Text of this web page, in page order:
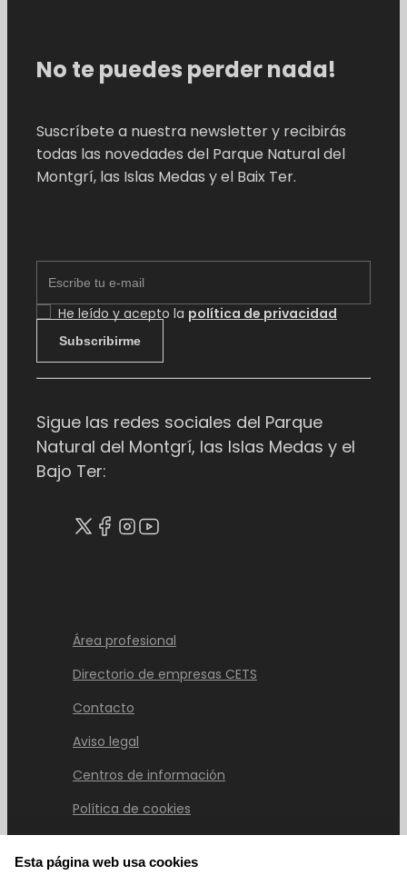
No te puedes perder nada!
Suscríbete a nuestra newsletter y recibirás
todas las novedades del Parque Natural del
Montgrí, las Islas Medas y el Baix Ter.
He leído y acepto la política de privacidad
Subscribirme
Sigue las redes sociales del Parque
Natural del Montgrí, las Islas Medas y el
Bajo Ter:
Área profesional
Directorio de empresas CETS
Contacto
Aviso legal
Centros de información
Política de cookies
Esta página web usa cookies